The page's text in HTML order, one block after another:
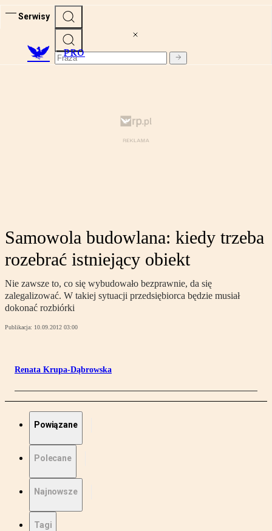
Serwisy
PRO
Samowola budowlana: kiedy trzeba
rozebrać istniejący obiekt
Nie zawsze to, co się wybudowało bezprawnie, da się
zalegalizować. W takiej sytuacji przedsiębiorca będzie musiał
dokonać rozbiórki
Publikacja: 10.09.2012 03:00
Renata Krupa-Dąbrowska
Powiązane
Polecane
Najnowsze
Tagi